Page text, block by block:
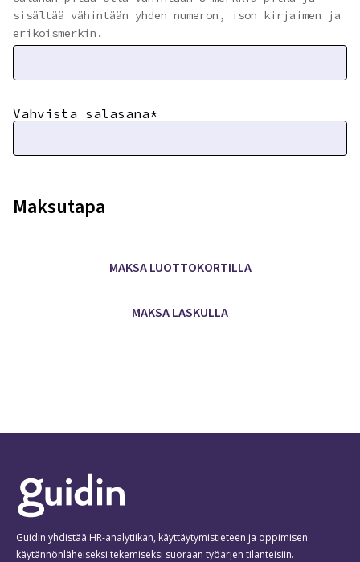
Guidin yhdistää HR-analytiikan, käyttäytymistieteen ja oppimisen
käytännönläheiseksi tekemiseksi suoraan työarjen tilanteisiin.